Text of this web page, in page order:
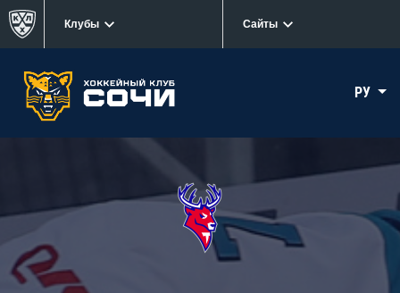
Клубы Сайты
РУ